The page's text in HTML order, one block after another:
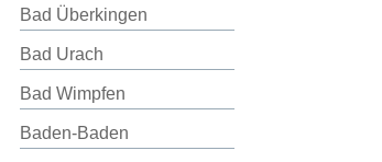
Bad Überkingen
Bad Urach
Bad Wimpfen
Baden-Baden